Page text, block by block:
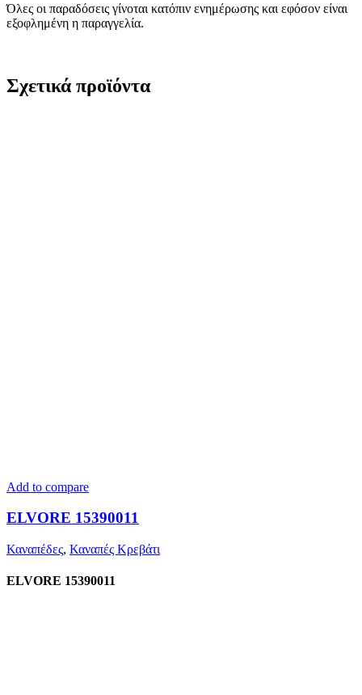
Όλες οι παραδόσεις γίνοται κατόπιν ενημέρωσης και εφόσον είναι
εξοφλημένη η παραγγελία.
Σχετικά προϊόντα
Add to compare
ELVORE 15390011
Καναπέδες, Καναπές Κρεβάτι
ELVORE 15390011